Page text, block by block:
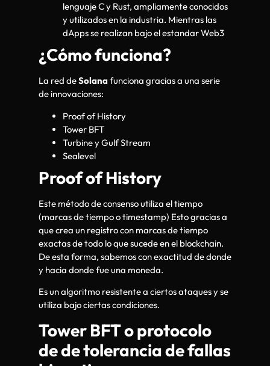
lenguaje C y Rust, ampliamente conocidos
y utilizados en la industria. Mientras las
dApps se realizan bajo el estandar Web3
¿Cómo funciona?
La red deSolanafunciona gracias a una serie
de innovaciones:
Proof of History
Tower BFT
Turbine y Gulf Stream
Sealevel
Proof of History
Este método de consenso utiliza el tiempo
(marcas de tiempo o timestamp) Esto gracias a
que crea un registro con marcas de tiempo
exactas de todo lo que sucede en el blockchain.
De esta forma, sabemos con exactitud de donde
y hacia donde fue una moneda.
Es un algoritmo resistente a ciertos ataques y se
utiliza bajo ciertas condiciones.
Tower BFT o protocolo
de de tolerancia de fallas